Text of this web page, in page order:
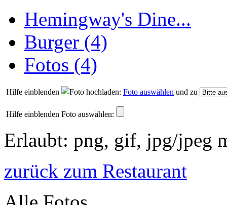
Hemingway's Dine...
Burger (4)
Fotos (4)
Hilfe einblenden Foto auswählen und zu
Hilfe einblenden Foto auswählen:
Erlaubt: png, gif, jpg/jpeg
zurück zum Restaurant